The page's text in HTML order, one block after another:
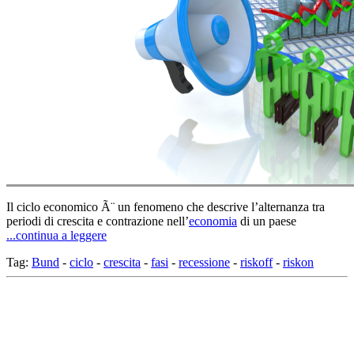
Il ciclo economico Ã¨ un fenomeno che descrive l’alternanza tra
periodi di crescita e contrazione nell’economia di un paese
...continua a leggere
Tag: Bund - ciclo - crescita - fasi - recessione - riskoff- riskon